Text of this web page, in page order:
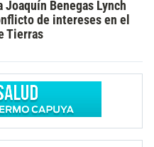
Joaquín Benegas Lynch
de intereses en el
Tierras